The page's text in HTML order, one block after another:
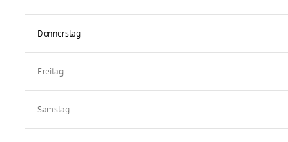
Donnerstag
Freitag
Samstag